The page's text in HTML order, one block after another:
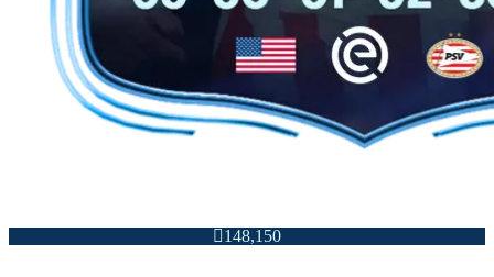
148,150